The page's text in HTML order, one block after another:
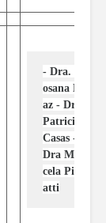
- Dra. R
osana Dí
az - Dra
Patricia
Casas -
Dra Mar
cela Pizz
atti